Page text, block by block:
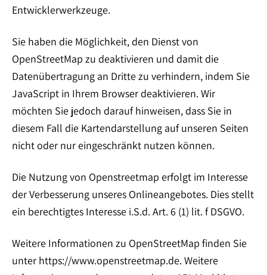
Entwicklerwerkzeuge.
Sie haben die Möglichkeit, den Dienst von
OpenStreetMap zu deaktivieren und damit die
Datenübertragung an Dritte zu verhindern, indem Sie
JavaScript in Ihrem Browser deaktivieren. Wir
möchten Sie jedoch darauf hinweisen, dass Sie in
diesem Fall die Kartendarstellung auf unseren Seiten
nicht oder nur eingeschränkt nutzen können.
Die Nutzung von Openstreetmap erfolgt im Interesse
der Verbesserung unseres Onlineangebotes. Dies stellt
ein berechtigtes Interesse i.S.d. Art. 6 (1) lit. f DSGVO.
Weitere Informationen zu OpenStreetMap finden Sie
unter https://www.openstreetmap.de. Weitere